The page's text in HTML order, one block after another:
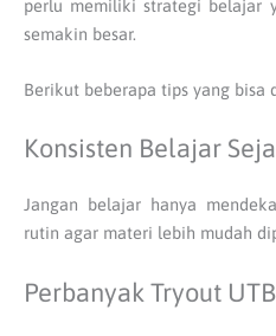
perlu memiliki strategi belajar
semakin besar.
Berikut beberapa tips yang bisa
Konsisten Belajar
Jangan belajar hanya
rutin agar materi lebih mudah
Perbanyak Tryout